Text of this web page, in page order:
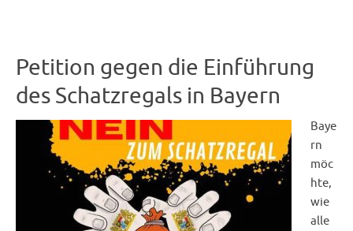
Petition gegen die Einführung
des Schatzregals in Bayern
Baye
rn
möc
hte,
wie
alle